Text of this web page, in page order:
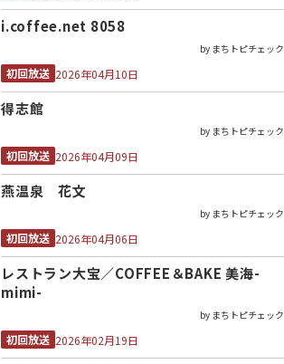
i.coffee.net 8058
by まちトピチェック
初回放送 2026年04月10日
得志館
by まちトピチェック
初回放送 2026年04月09日
燕温泉 花文
by まちトピチェック
初回放送 2026年04月06日
レストラン大宝／COFFEE＆BAKE 美海-
mimi-
by まちトピチェック
初回放送 2026年02月19日